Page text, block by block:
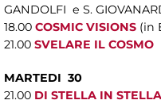
GANDOLFI e S.
18.00 COSMIC VISIONS (in
21.00 SVELARE IL COSMO
MARTEDI 30
21.00 DI STELLA IN STELLA